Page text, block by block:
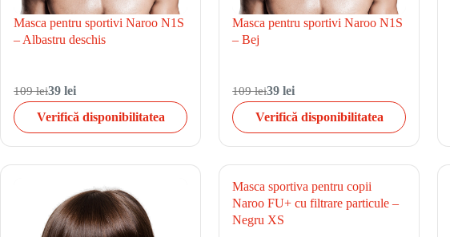
Masca pentru sportivi Naroo N1S
– Albastru deschis
109 lei39 lei
Verifică disponibilitatea
Masca pentru sportivi Naroo N1S
– Bej
109 lei39 lei
Verifică disponibilitatea
Masca sportiva pentru copii
Naroo FU+ cu filtrare particule –
Negru XS